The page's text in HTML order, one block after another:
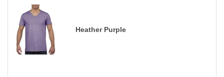
Heather Purple